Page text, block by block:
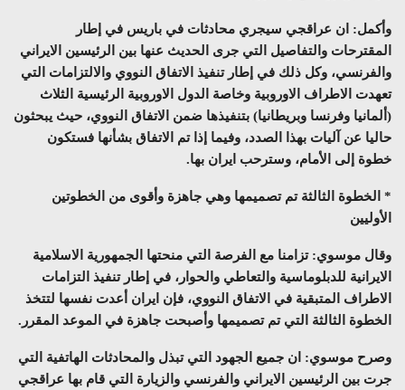
وأكمل: ان عراقجي سيجري محادثات في باريس في إطار
المقترحات والتفاصيل التي جرى الحديث عنها بين الرئيسين الايراني
والفرنسي، وكل ذلك في إطار تنفيذ الاتفاق النووي والالتزامات التي
تعهدت الاطراف الاوروبية وخاصة الدول الاوروبية الرئيسية الثلاث
(ألمانيا وفرنسا وبريطانيا) بتنفيذها ضمن الاتفاق النووي، حيث يبحثون
حاليا عن آليات بهذا الصدد، وفيما إذا تم الاتفاق بشأنها فستكون
خطوة إلى الأمام، وسترحب ايران بها.
* الخطوة الثالثة تم تصميمها وهي جاهزة وأقوى من الخطوتين
الأوليين
وقال موسوي: تزامنا مع الفرصة التي منحتها الجمهورية الاسلامية
الايرانية للدبلوماسية والتعاطي والحوار، في إطار تنفيذ التزامات
الاطراف المتبقية في الاتفاق النووي، فإن ايران أعدت نفسها لتتخذ
الخطوة الثالثة التي تم تصميمها وأصبحت جاهزة في الموعد المقرر.
وصرح موسوي: ان جميع الجهود التي تبذل والمحادثات الهاتفية التي
جرت بين الرئيسين الايراني والفرنسي والزيارة التي قام بها عراقجي